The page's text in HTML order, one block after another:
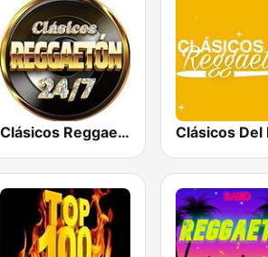
Clásicos Reggaeton 24/7